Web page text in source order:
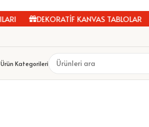
DEKORATİF KANVAS TABLOLAR
Ürün Kategorileri